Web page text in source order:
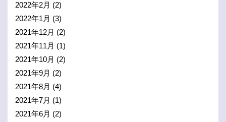
2022年2月 (2)
2022年1月 (3)
2021年12月 (2)
2021年11月 (1)
2021年10月 (2)
2021年9月 (2)
2021年8月 (4)
2021年7月 (1)
2021年6月 (2)